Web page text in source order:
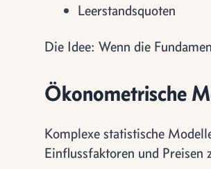
Leerstandsquoten
Die Idee: Wenn die
Ökonometrische
Komplexe statistische
Einflussfaktoren und Preisen